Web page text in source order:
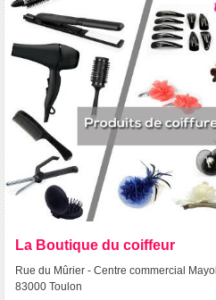
La Boutique du coiffeur
Rue du Mûrier - Centre commercial Mayol
83000 Toulon